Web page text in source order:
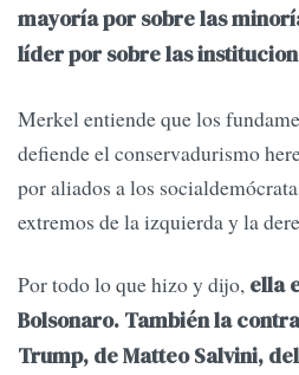
mayoría por sobre las
líder por sobre las
Merkel entiende que los
defiende el conservadurismo
por aliados a los
extremos de la izquierda y la
Por todo lo que hizo y dijo, ella
Bolsonaro. También la
Trump, de Matteo Salvini,